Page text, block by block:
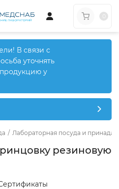
В связи с
уточнять
у
/ Лабораторная посуда и
резиновую